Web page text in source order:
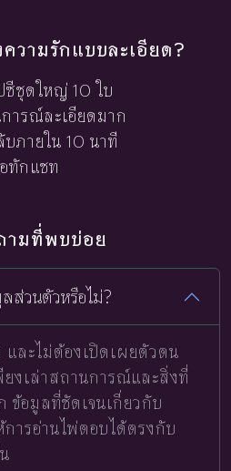
วามรักแบบละเอียด?
ซีชุดใหญ่ 10 ใบ
ารณ์ละเอียดมาก
ภายใน 10 นาที
ทักแชท
ามที่พบบ่อย
ส่วนตัวหรือไม่?
และไม่ต้องเปิดเผยตัวตน
งเล่าสถานการณ์และสิ่งที่
ข้อมูลที่ชัดเจนเกี่ยวกับ
ารอ่านไพ่ตอบได้ตรงกับ